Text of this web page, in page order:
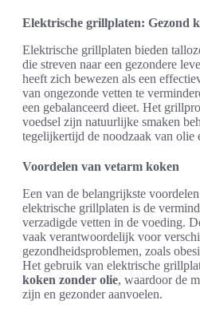
Elektrische grillplaten: Gezond
Elektrische grillplaten bieden
die streven naar een gezondere
heeft zich bewezen als een
van ongezonde vetten te
een gebalanceerd dieet. Het
voedsel zijn natuurlijke smaken
tegelijkertijd de noodzaak van olie
Voordelen van vetarm koken
Een van de belangrijkste
elektrische grillplaten is de
verzadigde vetten in de voeding.
vaak verantwoordelijk voor
gezondheidsproblemen, zoals
Het gebruik van elektrische
koken zonder olie, waardoor de
zijn en gezonder aanvoelen.